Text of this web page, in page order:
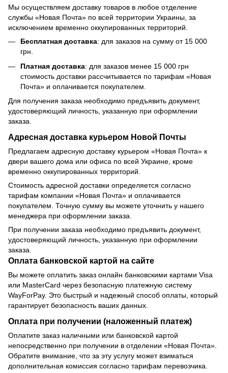
Мы осуществляем доставку товаров в любое отделение
службы «Новая Почта» по всей территории Украины, за
исключением временно оккупированных территорий.
Бесплатная доставка: для заказов на сумму от 15 000
грн.
Платная доставка: для заказов менее 15 000 грн
стоимость доставки рассчитывается по тарифам «Новая
Почта» и оплачивается покупателем.
Для получения заказа необходимо предъявить документ,
удостоверяющий личность, указанную при оформлении
заказа.
Адресная доставка курьером Новой Почты
Предлагаем адресную доставку курьером «Новая Почта» к
двери вашего дома или офиса по всей Украине, кроме
временно оккупированных территорий.
Стоимость адресной доставки определяется согласно
тарифам компании «Новая Почта» и оплачивается
покупателем. Точную сумму вы можете уточнить у нашего
менеджера при оформлении заказа.
При получении заказа необходимо предъявить документ,
удостоверяющий личность, указанную при оформлении
заказа.
Оплата банковской картой на сайте
Вы можете оплатить заказ онлайн банковскими картами Visa
или MasterCard через безопасную платежную систему
WayForPay. Это быстрый и надежный способ оплаты, который
гарантирует безопасность ваших данных.
Оплата при получении (наложенный платеж)
Оплатите заказ наличными или банковской картой
непосредственно при получении в отделении «Новая Почта».
Обратите внимание, что за эту услугу может взиматься
дополнительная комиссия согласно тарифам перевозчика.